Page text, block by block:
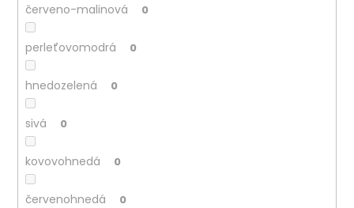
červeno-malinová 0
perleťovomodrá 0
hnedozelená 0
sivá 0
kovovohnedá 0
červenohnedá 0